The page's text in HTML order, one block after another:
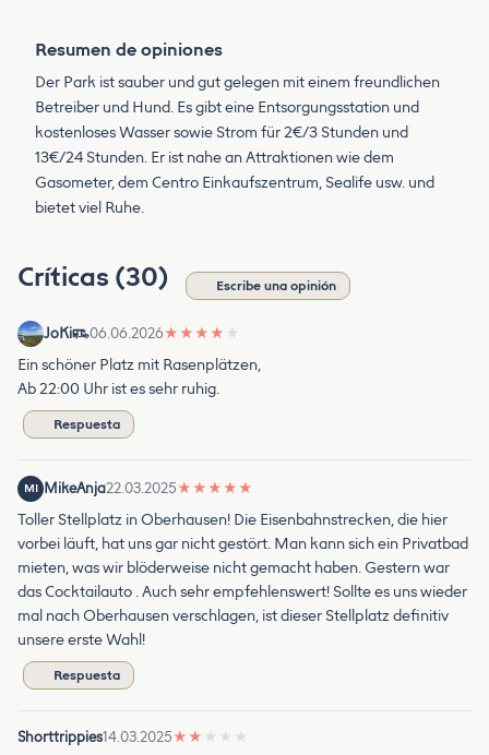
Resumen de opiniones
Der Park ist sauber und gut gelegen mit einem freundlichen
Betreiber und Hund. Es gibt eine Entsorgungsstation und
kostenloses Wasser sowie Strom für 2€/3 Stunden und
13€/24 Stunden. Er ist nahe an Attraktionen wie dem
Gasometer, dem Centro Einkaufszentrum, Sealife usw. und
bietet viel Ruhe.
Críticas (30) Escribe una opinión
JoKi 06.06.2026★ ★ ★ ★ ★
Ein schöner Platz mit Rasenplätzen,
Ab 22:00 Uhr ist es sehr ruhig.
Respuesta
MI MikeAnja22.03.2025★ ★ ★ ★ ★
Toller Stellplatz in Oberhausen! Die Eisenbahnstrecken, die hier
vorbei läuft, hat uns gar nicht gestört. Man kann sich ein Privatbad
mieten, was wir blöderweise nicht gemacht haben. Gestern war
das Cocktailauto . Auch sehr empfehlenswert! Sollte es uns wieder
mal nach Oberhausen verschlagen, ist dieser Stellplatz definitiv
unsere erste Wahl!
Respuesta
Shorttrippies14.03.2025★ ★ ★ ★ ★